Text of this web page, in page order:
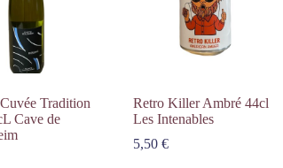
Tradition
Cave de
Retro Killer Ambré 44cl
Les Intenables
5,50€